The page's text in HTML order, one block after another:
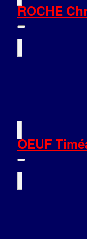
ROCHE
OEUF